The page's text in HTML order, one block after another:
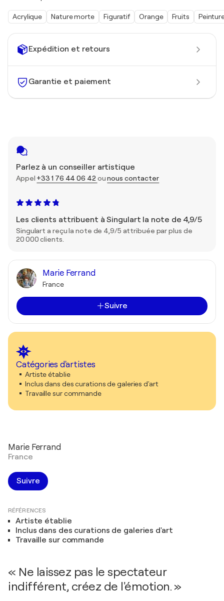
Expédition et retours
Garantie et paiement
Parlez à un conseiller artistique
Appel +33 1 76 44 06 42 ounous contacter
Les clients attribuent à Singulart la note de 4,9/5
Singulart a reçu la note de 4,9/5 attribuée par plus de
20 000 clients.
Marie Ferrand
France
Suivre
Catégories d'artistes
Artiste établie
Inclus dans des curations de galeries d'art
Travaille sur commande
Acrylique Nature morte Figuratif Orange Fruits
Marie Ferrand
France
Suivre
RÉFÉRENCES
Artiste établie
Inclus dans des curations de galeries d'art
Travaille sur commande
« Ne laissez pas le spectateur
indifférent, créez de l'émotion. »